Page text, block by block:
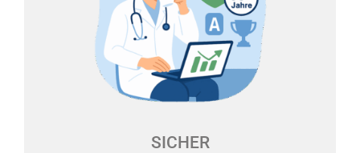
SICHER
Vermeiden Sie böse Überraschungen in
Betriebsprüfungen durch professionelle
Unterstützung. Wir sind mit unserem mehrfach
ausgezeichneten Team seit über 35 Jahren als